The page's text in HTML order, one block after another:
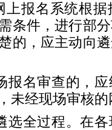
上报名系统根
条件，进行部
的，应主动向
报名审查的，
未经现场审核
选全过程。在